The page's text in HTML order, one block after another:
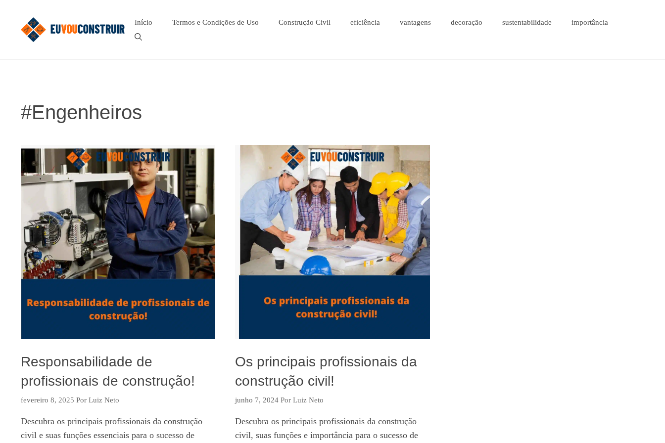
Início Termos e Condições de Uso Construção Civil eficiência vantagens decoração sustentabilidade importância
#Engenheiros
Responsabilidade de
profissionais de construção!
fevereiro 8, 2025 Por Luiz Neto
Descubra os principais profissionais da construção
civil e suas funções essenciais para o sucesso de
Os principais profissionais da
construção civil!
junho 7, 2024 PorLuiz Neto
Descubra os principais profissionais da construção
civil, suas funções e importância para o sucesso de